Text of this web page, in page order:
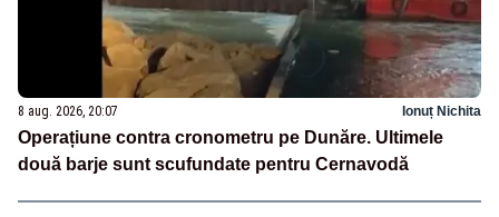
8 aug. 2026, 20:07 Ionuț Nichita
Operațiune contra cronometru pe Dunăre. Ultimele
două barje sunt scufundate pentru Cernavodă